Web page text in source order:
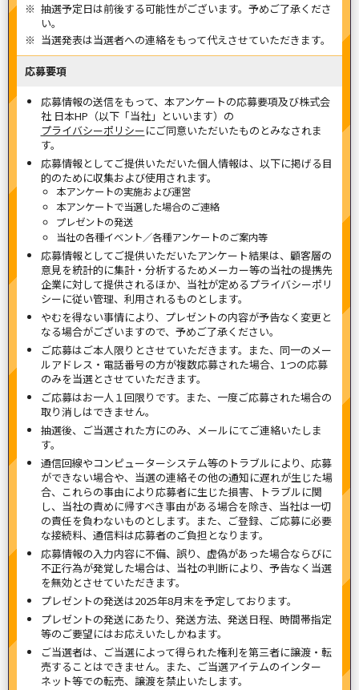
抽選予定日は前後する可能性がございます。予めご了承くださ
い。
当選発表は当選者への連絡をもって代えさせていただきます。
応募要項
応募情報の送信をもって、本アンケートの応募要項及び株式会
社 日本HP（以下「当社」といいます）の
プライバシーポリシーにご同意いただいたものとみなされま
す。
応募情報としてご提供いただいた個人情報は、以下に掲げる目
的のために収集および使用されます。
本アンケートの実施および運営
本アンケートで当選した場合のご連絡
プレゼントの発送
当社の各種イベント／各種アンケートのご案内等
応募情報としてご提供いただいたアンケート結果は、顧客層の
意見を統計的に集計・分析するためメーカー等の当社の提携先
企業に対して提供されるほか、当社が定めるプライバシーポリ
シーに従い管理、利用されるものとします。
やむを得ない事情により、プレゼントの内容が予告なく変更と
なる場合がございますので、予めご了承ください。
ご応募はご本人限りとさせていただきます。また、同一のメー
ルアドレス・電話番号の方が複数応募された場合、1つの応募
のみを当選とさせていただきます。
ご応募はお一人１回限りです。また、一度ご応募された場合の
取り消しはできません。
抽選後、ご当選された方にのみ、メールにてご連絡いたしま
す。
通信回線やコンピューターシステム等のトラブルにより、応募
ができない場合や、当選の連絡その他の通知に遅れが生じた場
合、これらの事由により応募者に生じた損害、トラブルに関
し、当社の責めに帰すべき事由がある場合を除き、当社は一切
の責任を負わないものとします。また、ご登録、ご応募に必要
な接続料、通信料は応募者のご負担となります。
応募情報の入力内容に不備、誤り、虚偽があった場合ならびに
不正行為が発覚した場合は、当社の判断により、予告なく当選
を無効とさせていただきます。
プレゼントの発送は2025年8月末を予定しております。
プレゼントの発送にあたり、発送方法、発送日程、時間帯指定
等のご要望にはお応えいたしかねます。
ご当選者は、ご当選によって得られた権利を第三者に譲渡・転
売することはできません。また、ご当選アイテムのインター
ネット等での転売、譲渡を禁止いたします。